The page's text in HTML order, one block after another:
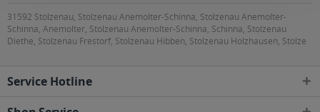
31592 Stolzenau, Stolzenau Anemolter-Schinna, Stolzenau Anemolter-
Schinna, Anemolter, Stolzenau Anemolter-Schinna, Schinna, Stolzenau
Diethe, Stolzenau Frestorf, Stolzenau Hibben, Stolzenau Holzhausen, Stolze
Service Hotline